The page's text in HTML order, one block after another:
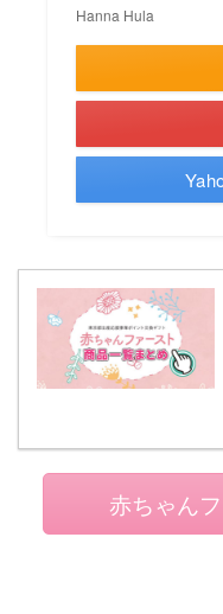
Hanna Hula
赤ちゃん